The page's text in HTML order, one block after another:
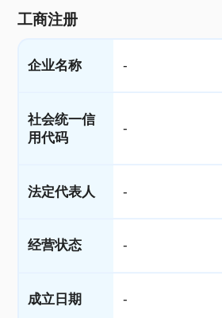
工商注册
企业名称 -
社会统一信
用代码
-
法定代表人 -
经营状态 -
成立日期 -